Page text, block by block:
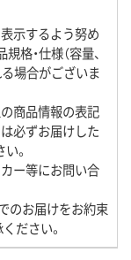
示するよう努め
格・仕様（容量、
る場合がございま
商品情報の表記
必ずお届けした
。
ー等にお問い合
のお届けをお約束
ださい。